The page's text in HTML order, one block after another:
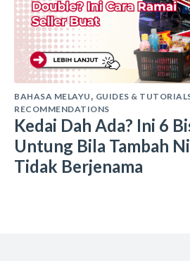
BAHASA MELAYU, GUIDES &
RECOMMENDATIONS
Kedai Dah Ada? Ini 6
Untung Bila Tambah
Tidak Berjenama